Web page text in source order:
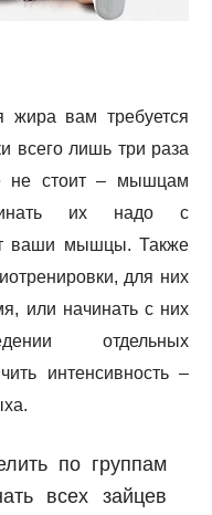
жира вам требуется
всего лишь три раза
не стоит – мышцам
их надо с
ваши мышцы. Также
для них
или начинать с них
отдельных
интенсивность –
по группам
всех зайцев